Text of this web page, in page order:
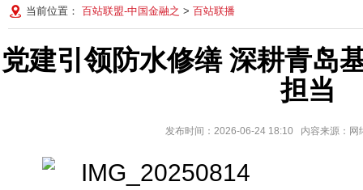
当前位置： 百站联盟-中国金融之 > 百站联播
党建引领防水修缮 深耕青岛
担当
发布时间：2026-06-24 18:10 内容来源：